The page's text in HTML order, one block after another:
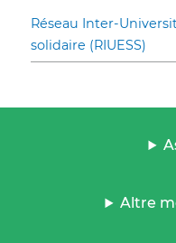
Réseau Inter-
solidaire (RIUESS)
Altre